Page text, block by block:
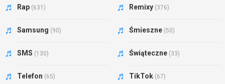
Rap (631) Remixy (376)
Samsung (90) Śmieszne (50)
SMS (130) Świąteczne (33)
Telefon (65) TikTok (67)